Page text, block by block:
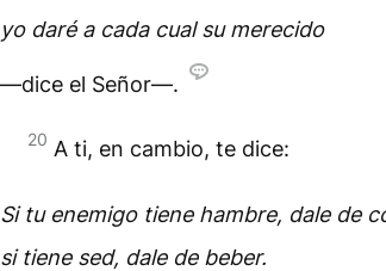
yo daré a cada cual su merecido
—dice el Señor—.
20 A ti, en cambio, te dice:
Si tu enemigo tiene hambre, dale de
si tiene sed, dale de beber.